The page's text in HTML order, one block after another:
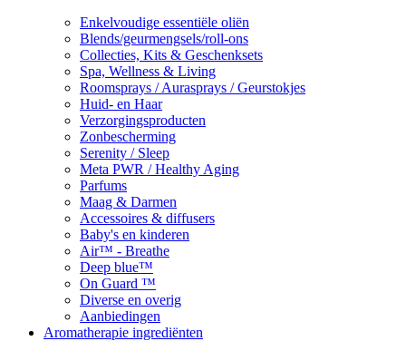
Enkelvoudige essentiële oliën
Blends/geurmengsels/roll-ons
Collecties, Kits & Geschenksets
Spa, Wellness & Living
Roomsprays / Aurasprays / Geurstokjes
Huid- en Haar
Verzorgingsproducten
Zonbescherming
Serenity / Sleep
Meta PWR / Healthy Aging
Parfums
Maag & Darmen
Accessoires & diffusers
Baby's en kinderen
Air™ - Breathe
Deep blue™
On Guard ™
Diverse en overig
Aanbiedingen
Aromatherapie ingrediënten